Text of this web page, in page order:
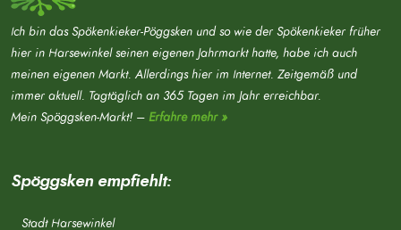
Ich bin das Spökenkieker-Pöggsken und so wie der Spökenkieker früher
hier in Harsewinkel seinen eigenen Jahrmarkt hatte, habe ich auch
meinen eigenen Markt. Allerdings hier im Internet. Zeitgemäß und
immer aktuell. Tagtäglich an 365 Tagen im Jahr erreichbar.
Mein Spöggsken-Markt! – Erfahre mehr »
Spöggsken empfiehlt:
Stadt Harsewinkel